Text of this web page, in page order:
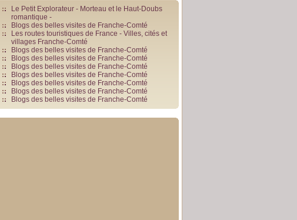
Le Petit Explorateur - Morteau et le Haut-Doubs
romantique -
Blogs des belles visites de Franche-Comté
Les routes touristiques de France - Villes, cités et
villages Franche-Comté
Blogs des belles visites de Franche-Comté
Blogs des belles visites de Franche-Comté
Blogs des belles visites de Franche-Comté
Blogs des belles visites de Franche-Comté
Blogs des belles visites de Franche-Comté
Blogs des belles visites de Franche-Comté
Blogs des belles visites de Franche-Comté